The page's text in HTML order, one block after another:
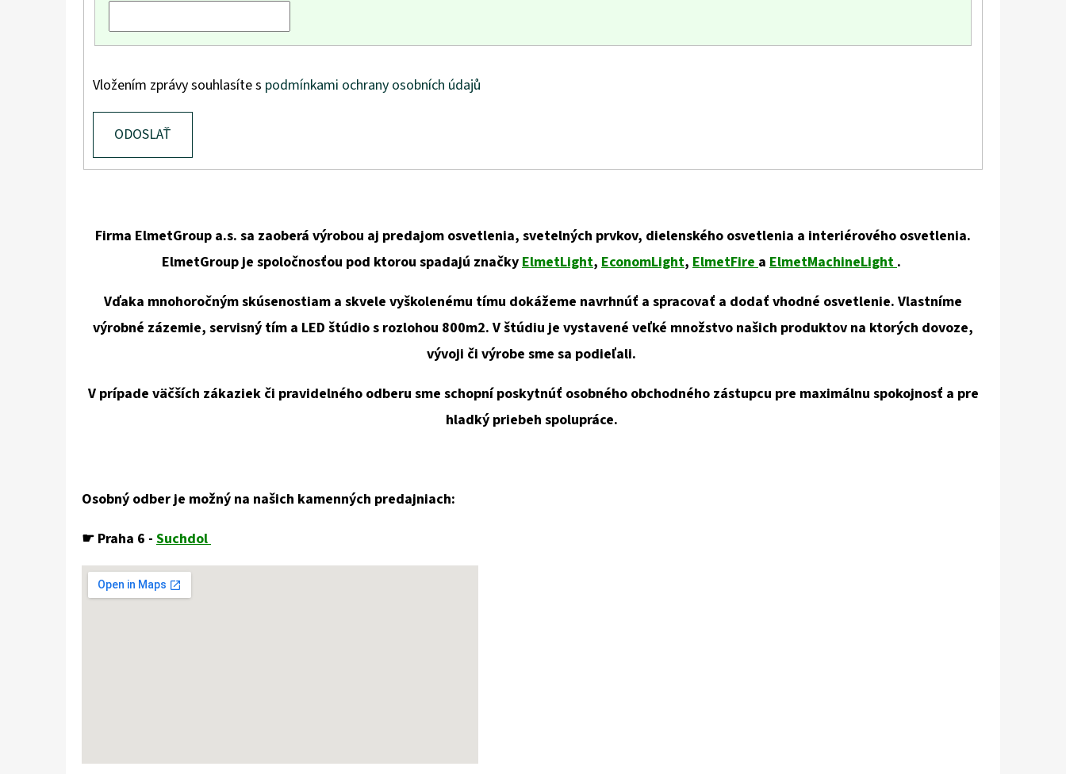
Vložením zprávy souhlasíte s podmínkami ochrany osobních údajů
ODOSLAŤ
Firma ElmetGroup a.s. sa zaoberá výrobou aj predajom osvetlenia, svetelných prvkov, dielenského osvetlenia a interiérového osvetlenia.
ElmetGroup je spoločnosťou pod ktorou spadajú značky ElmetLight, EconomLight, ElmetFire a ElmetMachineLight .
Vďaka mnohoročným skúsenostiam a skvele vyškolenému tímu dokážeme navrhnúť a spracovať a dodať vhodné osvetlenie. Vlastníme
výrobné zázemie, servisný tím a LED štúdio s rozlohou 800m2. V štúdiu je vystavené veľké množstvo našich produktov na ktorých dovoze,
vývoji či výrobe sme sa podieľali.
V prípade väčších zákaziek či pravidelného odberu sme schopní poskytnúť osobného obchodného zástupcu pre maximálnu spokojnosť a pre
hladký priebeh spolupráce.
Osobný odber je možný na našich kamenných predajniach:
☛ Praha 6 - Suchdol